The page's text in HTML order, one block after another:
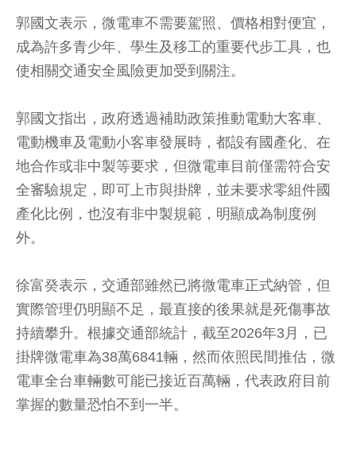
郭國文表示，微電車不需要駕照、價格相對便宜，
成為許多青少年、學生及移工的重要代步工具，也
使相關交通安全風險更加受到關注。
郭國文指出，政府透過補助政策推動電動大客車、
電動機車及電動小客車發展時，都設有國產化、在
地合作或非中製等要求，但微電車目前僅需符合安
全審驗規定，即可上市與掛牌，並未要求零組件國
產化比例，也沒有非中製規範，明顯成為制度例
外。
徐富癸表示，交通部雖然已將微電車正式納管，但
實際管理仍明顯不足，最直接的後果就是死傷事故
持續攀升。根據交通部統計，截至2026年3月，已
掛牌微電車為38萬6841輛，然而依照民間推估，微
電車全台車輛數可能已接近百萬輛，代表政府目前
掌握的數量恐怕不到一半。